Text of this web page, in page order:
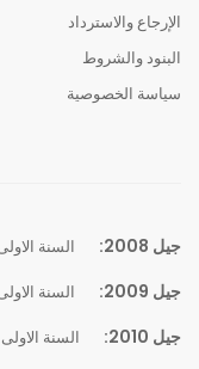
الإرجاع والاسترداد
البنود والشروط
سياسة الخصوصية
جيل 2008: السنة
جيل 2009: السنة
جيل 2010: السنة الاولى